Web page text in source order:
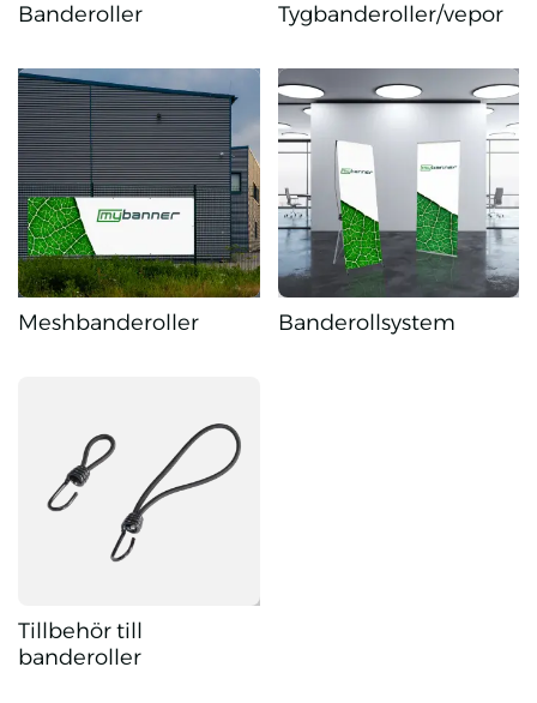
Banderoller Tygbanderoller/vepor
Meshbanderoller Banderollsystem
Tillbehör till
banderoller